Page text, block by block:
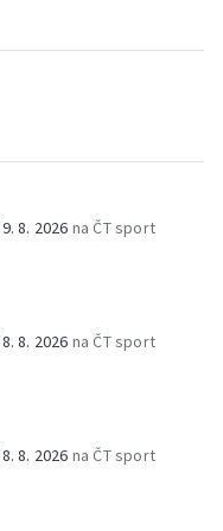
9. 8. 2026 na ČT sport
8. 8. 2026 na ČT sport
8. 8. 2026 na ČT sport